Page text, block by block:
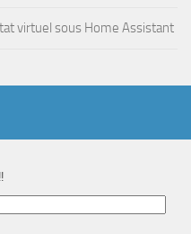
virtuel sous Home Assistant